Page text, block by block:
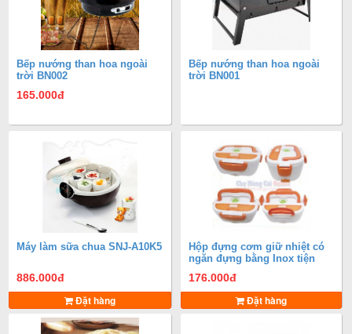
Bếp nướng than hoa ngoài
trời BN002
165.000đ
Bếp nướng than hoa ngoài
trời BN001
Máy làm sữa chua SNJ-A10K5
886.000đ
Đặt hàng
Hộp đựng cơm giữ nhiệt có
ngăn đựng bằng Inox tiện
176.000đ
Đặt hàng